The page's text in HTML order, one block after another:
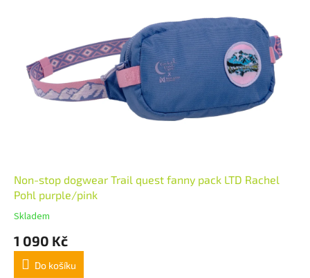
Non-stop dogwear Trail quest fanny pack LTD Rachel
Pohl purple/pink
Skladem
1 090 Kč
Do košíku